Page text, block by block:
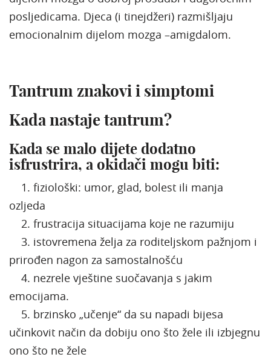
posljedicama. Djeca (i tinejdžeri) razmišljaju
emocionalnim dijelom mozga –amigdalom.
Tantrum znakovi i simptomi
Kada nastaje tantrum?
Kada se malo dijete dodatno
isfrustrira, a okidači mogu biti:
1. fiziološki: umor, glad, bolest ili manja
ozljeda
2. frustracija situacijama koje ne razumiju
3. istovremena želja za roditeljskom pažnjom i
prirođen nagon za samostalnošću
4. nezrele vještine suočavanja s jakim
emocijama.
5. brzinsko „učenje“ da su napadi bijesa
učinkovit način da dobiju ono što žele ili izbjegnu
ono što ne žele